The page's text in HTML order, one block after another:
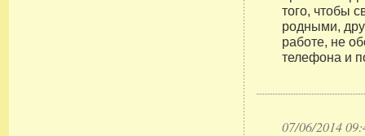
того, чтобы
родными,
работе, не
телефона и
07/06/2014